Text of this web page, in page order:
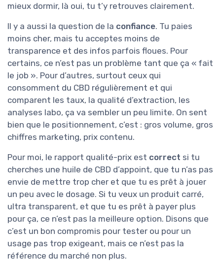
mieux dormir, là oui, tu t’y retrouves clairement.
Il y a aussi la question de la confiance. Tu paies
moins cher, mais tu acceptes moins de
transparence et des infos parfois floues. Pour
certains, ce n’est pas un problème tant que ça « fait
le job ». Pour d’autres, surtout ceux qui
consomment du CBD régulièrement et qui
comparent les taux, la qualité d’extraction, les
analyses labo, ça va sembler un peu limite. On sent
bien que le positionnement, c’est : gros volume, gros
chiffres marketing, prix contenu.
Pour moi, le rapport qualité-prix est correct si tu
cherches une huile de CBD d’appoint, que tu n’as pas
envie de mettre trop cher et que tu es prêt à jouer
un peu avec le dosage. Si tu veux un produit carré,
ultra transparent, et que tu es prêt à payer plus
pour ça, ce n’est pas la meilleure option. Disons que
c’est un bon compromis pour tester ou pour un
usage pas trop exigeant, mais ce n’est pas la
référence du marché non plus.